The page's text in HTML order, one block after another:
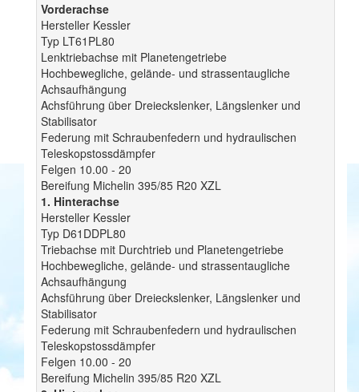
Vorderachse
Hersteller Kessler
Typ LT61PL80
Lenktriebachse mit Planetengetriebe
Hochbewegliche, gelände- und strassentaugliche
Achsaufhängung
Achsführung über Dreieckslenker, Längslenker und
Stabilisator
Federung mit Schraubenfedern und hydraulischen
Teleskopstossdämpfer
Felgen 10.00 - 20
Bereifung Michelin 395/85 R20 XZL
1. Hinterachse
Hersteller Kessler
Typ D61DDPL80
Triebachse mit Durchtrieb und Planetengetriebe
Hochbewegliche, gelände- und strassentaugliche
Achsaufhängung
Achsführung über Dreieckslenker, Längslenker und
Stabilisator
Federung mit Schraubenfedern und hydraulischen
Teleskopstossdämpfer
Felgen 10.00 - 20
Bereifung Michelin 395/85 R20 XZL